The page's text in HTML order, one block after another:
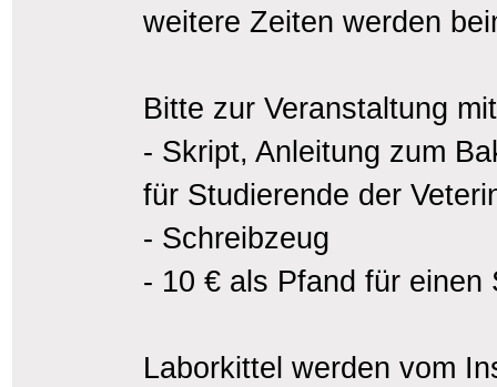
weitere Zeiten werden
Bitte zur Veranstaltung
- Skript, Anleitung zum
für Studierende der
- Schreibzeug
- 10 € als Pfand für einen
Laborkittel werden vom